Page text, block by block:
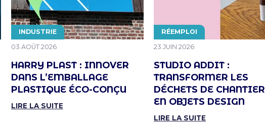
HARRY PLAST : INNOVER
DANS L’EMBALLAGE
PLASTIQUE ÉCO-CONÇU
PUBLIÉ LE
03 AOÛT 2026
THÉMATIQUE
INDUSTRIE
LIRE LA SUITE
STUDIO ADDIT :
TRANSFORMER LES
DÉCHETS DE CHANTIER
EN OBJETS DESIGN
PUBLIÉ LE
23 JUIN 2026
THÉMATIQUE
RÉEMPLOI
LIRE LA SUITE